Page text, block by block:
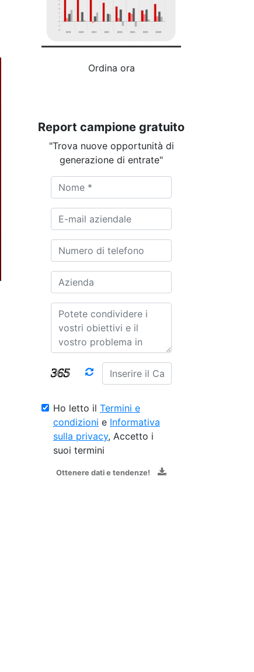
Ordina ora
Report campione gratuito
"Trova nuove opportunità di
generazione di entrate"
Ho letto il Termini e
condizioni e Informativa
sulla privacy, Accetto i
suoi termini
Ottenere dati e tendenze!